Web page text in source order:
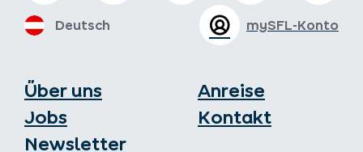
Über uns
Jobs
Newsletter
Anreise
Kontakt
mySFL-Konto
Deutsch